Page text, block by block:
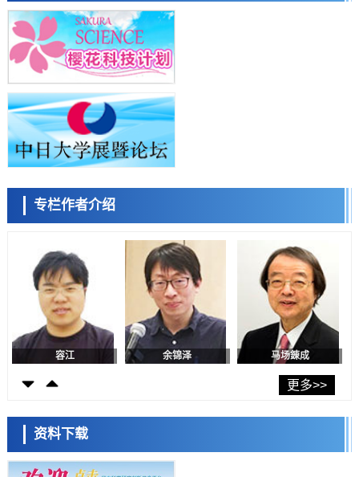
政策
日本修订首都直下型地震紧急对策：目标为死亡人数至少减半，重点强
化火灾防控
科学研究
福井大学发现细胞记忆过往并抑制反应的机制，阐明即便DNA相同反应
迥异之谜
科学研究
神户大学确认口服癌症疫苗B440单药给药的安全性，在转移性尿路上皮
癌患者中开展临床试验
政策
日本发布《令和8年版科学技术与创新白皮书》，解读第七期基本计划
科学研究
东京大学发现可诱导细胞死亡的新型信使物质
东京都健康长寿医疗中心跨器官揭示衰老过程中的糖链变化
科学研究
产总研无需石油利用松脂制备石墨前驱体，可作为电池电极材料
科学研究
东京大学和海上保安厅等发现南海海槽沿线板块边界锁定状态存在区域
政策
日本第2次医疗研究开发调整费，根据一线实际情况和需求分配99.3亿
千叶大学鉴定出导致难治性疾病“肺高血压症”恶化的蛋白质“MYL9/12”，
会引发血管结构恶化
科学研究
京都大学高效生成光的构成单元“光子”，可应用于量子计算机
专栏作者介绍
小岩井忠道
陈小牧 李鸥 安宁
容江 余锦泽 马场錬成
更多>>
资料下载